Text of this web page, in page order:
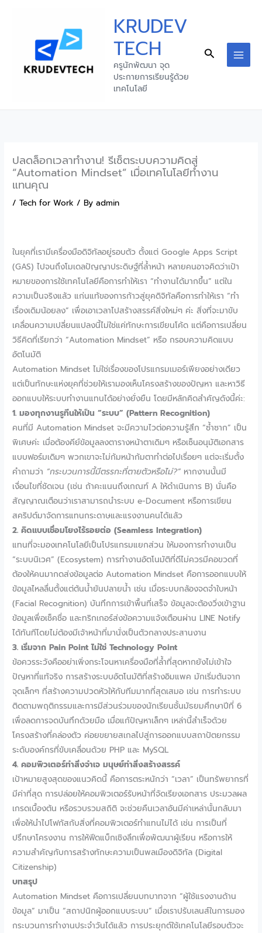
KRUDEV
TECH
ครูนักพัฒนา จุด
ประกายการเรียนรู้ด้วย
เทคโนโลยี
Search
ปลดล็อกเวลาทำงาน! รีเซ็ตระบบความคิดสู่
“Automation Mindset” เมื่อเทคโนโลยีทำงาน
แทนคุณ
/Tech for Work / Byadmin
ในยุคที่เรามีเครื่องมือดิจิทัลอยู่รอบตัว ตั้งแต่ Google Apps Script
(GAS) ไปจนถึงโมเดลปัญญาประดิษฐ์ที่ล้ำหน้า หลายคนอาจคิดว่าเป้า
หมายของการใช้เทคโนโลยีคือการทำให้เรา “ทำงานได้มากขึ้น” แต่ใน
ความเป็นจริงแล้ว แก่นแท้ของการก้าวสู่ยุคดิจิทัลคือการทำให้เรา “ทำ
เรื่องเดิมน้อยลง” เพื่อเอาเวลาไปสร้างสรรค์สิ่งใหม่ๆ ค่ะ สิ่งที่จะมาขับ
เคลื่อนความเปลี่ยนแปลงนี้ไม่ใช่แค่ทักษะการเขียนโค้ด แต่คือการเปลี่ยน
วิธีคิดที่เรียกว่า “Automation Mindset” หรือ กรอบความคิดแบบ
อัตโนมัติ
Automation Mindset ไม่ใช่เรื่องของโปรแกรมเมอร์เพียงอย่างเดียว
แต่เป็นทักษะแห่งยุคที่ช่วยให้เรามองเห็นโครงสร้างของปัญหา และหาวิธี
ออกแบบให้ระบบทำงานแทนได้อย่างยั่งยืน โดยมีหลักคิดสำคัญดังนี้ค่ะ:
1. มองทุกงานรูทีนให้เป็น “ระบบ” (Pattern Recognition)
คนที่มี Automation Mindset จะมีความไวต่อความรู้สึก “ซ้ำซาก” เป็น
พิเศษค่ะ เมื่อต้องคีย์ข้อมูลลงตารางหน้าตาเดิมๆ หรือเซ็นอนุมัติเอกสาร
แบบฟอร์มเดิมๆ พวกเขาจะไม่ก้มหน้าก้มตาทำต่อไปเรื่อยๆ แต่จะเริ่มตั้ง
คำถามว่า “กระบวนการนี้มีตรรกะที่ตายตัวหรือไม่?” หากงานนั้นมี
เงื่อนไขที่ชัดเจน (เช่น ถ้าคะแนนถึงเกณฑ์ A ให้ดำเนินการ B) นั่นคือ
สัญญาณเตือนว่าเราสามารถนำระบบ e-Document หรือการเขียน
สคริปต์มาจัดการแทนกระดาษและแรงงานคนได้แล้ว
2. คิดแบบเชื่อมโยงไร้รอยต่อ (Seamless Integration)
แทนที่จะมองเทคโนโลยีเป็นโปรแกรมแยกส่วน ให้มองการทำงานเป็น
“ระบบนิเวศ” (Ecosystem) การทำงานอัตโนมัติที่ดีไม่ควรมีคอขวดที่
ต้องให้คนมากดส่งข้อมูลต่อ Automation Mindset คือการออกแบบให้
ข้อมูลไหลลื่นตั้งแต่ต้นน้ำยันปลายน้ำ เช่น เมื่อระบบกล้องจดจำใบหน้า
(Facial Recognition) บันทึกการเข้าพื้นที่เสร็จ ข้อมูลจะต้องวิ่งเข้าฐาน
ข้อมูลเพื่อเช็คชื่อ และทริกเกอร์ส่งข้อความแจ้งเตือนผ่าน LINE Notify
ได้ทันทีโดยไม่ต้องมีเจ้าหน้าที่มานั่งเป็นตัวกลางประสานงาน
3. เริ่มจาก Pain Point ไม่ใช่ Technology Point
ข้อควรระวังคืออย่าเพิ่งกระโจนหาเครื่องมือที่ล้ำที่สุดหากยังไม่เข้าใจ
ปัญหาที่แท้จริง การสร้างระบบอัตโนมัติที่สร้างอิมแพค มักเริ่มต้นจาก
จุดเล็กๆ ที่สร้างความปวดหัวให้กับทีมมากที่สุดเสมอ เช่น การทำระบบ
ติดตามพฤติกรรมและการมีส่วนร่วมของนักเรียนชั้นมัธยมศึกษาปีที่ 6
เพื่อลดการจดบันทึกด้วยมือ เมื่อแก้ปัญหาเล็กๆ เหล่านี้สำเร็จด้วย
โครงสร้างที่คล่องตัว ค่อยขยายสเกลไปสู่การออกแบบสถาปัตยกรรม
ระดับองค์กรที่ขับเคลื่อนด้วย PHP และ MySQL
4. คอมพิวเตอร์ทำสิ่งจำเจ มนุษย์ทำสิ่งสร้างสรรค์
เป้าหมายสูงสุดของแนวคิดนี้ คือการตระหนักว่า “เวลา” เป็นทรัพยากรที่
มีค่าที่สุด การปล่อยให้คอมพิวเตอร์รับหน้าที่จัดเรียงเอกสาร ประมวลผล
เกรดเบื้องต้น หรือรวบรวมสถิติ จะช่วยคืนเวลาอันมีค่าเหล่านั้นกลับมา
เพื่อให้นำไปโฟกัสกับสิ่งที่คอมพิวเตอร์ทำแทนไม่ได้ เช่น การเป็นที่
ปรึกษาโครงงาน การให้ฟีดแบ็กเชิงลึกเพื่อพัฒนาผู้เรียน หรือการให้
ความสำคัญกับการสร้างทักษะความเป็นพลเมืองดิจิทัล (Digital
Citizenship)
บทสรุป
Automation Mindset คือการเปลี่ยนบทบาทจาก “ผู้ใช้แรงงานด้าน
ข้อมูล” มาเป็น “สถาปนิกผู้ออกแบบระบบ” เมื่อเราปรับเลนส์ในการมอง
กระบวนการทำงานประจำวันได้แล้ว การประยุกต์ใช้เทคโนโลยีรอบตัวจะ